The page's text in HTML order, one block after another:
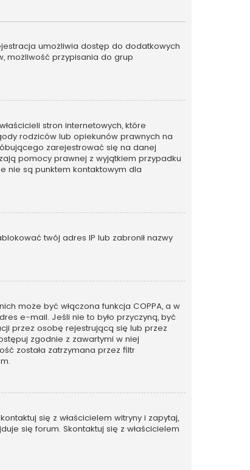
umożliwia dostęp do dodatkowych
możliwość przypisania do grup
stron internetowych, które
rodziców lub opiekunów prawnych na
zarejestrować się na danej
pomocy prawnej z wyjątkiem przypadku
nie są punktem kontaktowym dla
twój adres IP lub zabronił nazwy
może być włączona funkcja COPPA, a w
e-mail. Jeśli nie to było przyczyną, być
przez osobę rejestrującą się lub przez
zgodnie z zawartymi w niej
została zatrzymana przez filtr
się z właścicielem witryny i zapytaj,
się forum. Skontaktuj się z właścicielem